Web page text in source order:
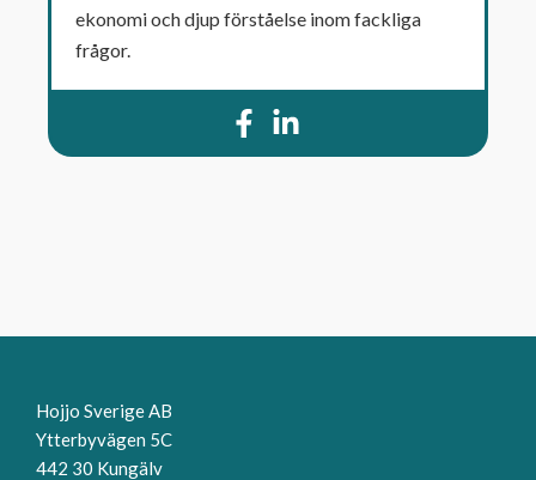
ekonomi och djup förståelse inom fackliga
frågor.
Hojjo Sverige AB
Ytterbyvägen 5C
442 30 Kungälv